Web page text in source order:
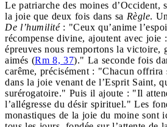
Le patriarche des moines d’Occident,
la joie que deux fois dans sa Règle.
De l’humilité : "Ceux qu’anime
récompense divine, ajoutent avec joie
épreuves nous remportons la victoire,
aimés (Rm 8, 37)." La seconde fois
carême, précisément : "Chacun offrira
dans la joie venant de l’Esprit Saint,
surérogatoire." Puis il ajoute : "Il
l’allégresse du désir spirituel." Les
monastiques de la joie du moine sont